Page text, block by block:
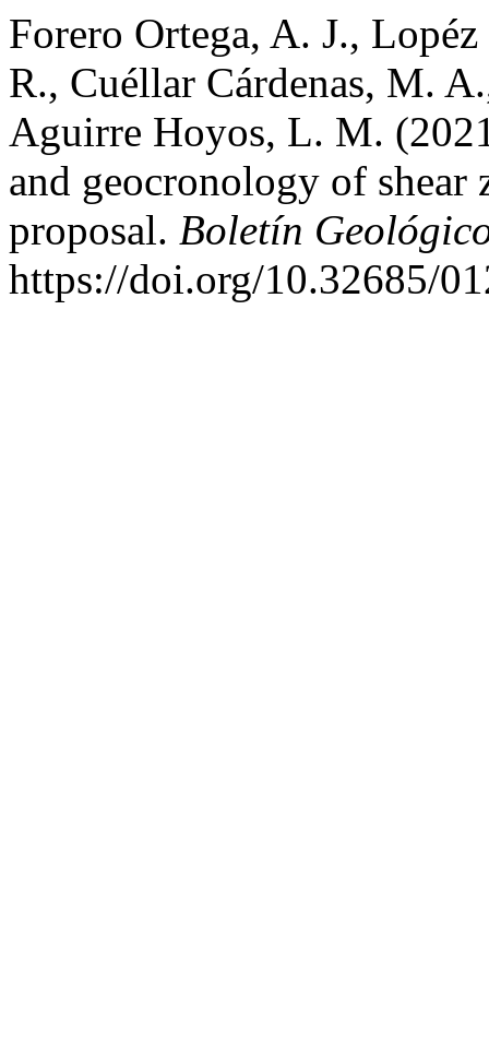
Forero Ortega, A. J.,
R., Cuéllar Cárdenas, M.
Aguirre Hoyos, L. M.
and geocronology of shear
proposal. Boletín
https://doi.org/10.32685/